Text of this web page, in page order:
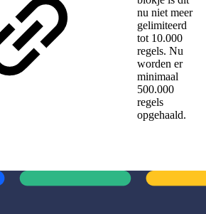
nu niet meer
gelimiteerd
tot 10.000
regels. Nu
worden er
minimaal
500.000
regels
opgehaald.